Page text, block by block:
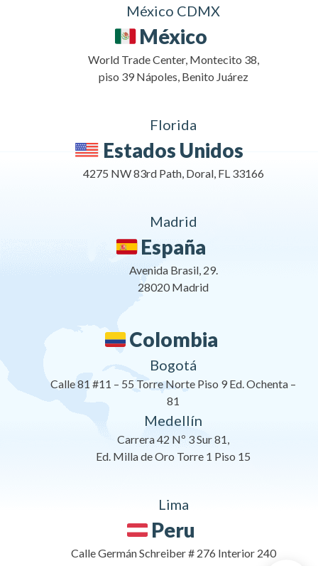
México CDMX
México
World Trade Center, Montecito 38,
piso 39 Nápoles, Benito Juárez
Florida
Estados Unidos
4275 NW 83rd Path, Doral, FL 33166
Madrid
España
Avenida Brasil, 29.
28020 Madrid
Colombia
Bogotá
Calle 81 #11 – 55 Torre Norte Piso 9 Ed. Ochenta –
81
Medellín
Carrera 42 Nº 3 Sur 81,
Ed. Milla de Oro Torre 1 Piso 15
Lima
Peru
Calle Germán Schreiber # 276 Interior 240